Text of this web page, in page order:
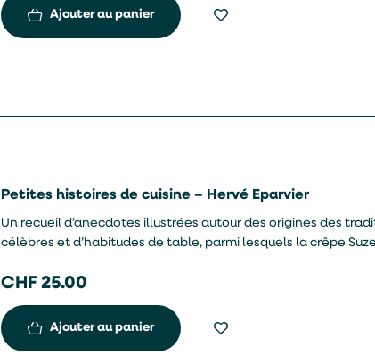
Ajouter au panier
Petites histoires de cuisine – Hervé Eparvier
Un recueil d’anecdotes illustrées autour des origines des
célèbres et d’habitudes de table, parmi lesquels la crêpe
CHF 25.00
Ajouter au panier